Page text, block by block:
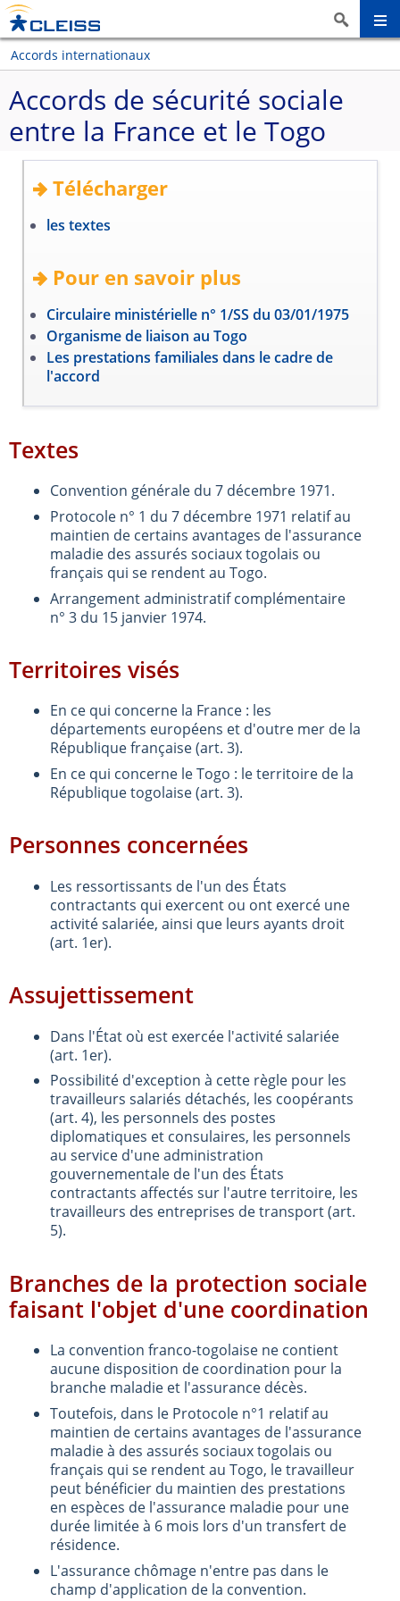
Accords internationaux
Accords de sécurité sociale
entre la France et le Togo
Télécharger
les textes
Pour en savoir plus
Circulaire ministérielle n° 1/SS du 03/01/1975
Organisme de liaison au Togo
Les prestations familiales dans le cadre de
l'accord
Textes
Convention générale du 7 décembre 1971.
Protocole n° 1 du 7 décembre 1971 relatif au
maintien de certains avantages de l'assurance
maladie des assurés sociaux togolais ou
français qui se rendent au Togo.
Arrangement administratif complémentaire
n° 3 du 15 janvier 1974.
Territoires visés
En ce qui concerne la France : les
départements européens et d'outre mer de la
République française (art. 3).
En ce qui concerne le Togo : le territoire de la
République togolaise (art. 3).
Personnes concernées
Les ressortissants de l'un des États
contractants qui exercent ou ont exercé une
activité salariée, ainsi que leurs ayants droit
(art. 1er).
Assujettissement
Dans l'État où est exercée l'activité salariée
(art. 1er).
Possibilité d'exception à cette règle pour les
travailleurs salariés détachés, les coopérants
(art. 4), les personnels des postes
diplomatiques et consulaires, les personnels
au service d'une administration
gouvernementale de l'un des États
contractants affectés sur l'autre territoire, les
travailleurs des entreprises de transport (art.
5).
Branches de la protection sociale
faisant l'objet d'une coordination
La convention franco-togolaise ne contient
aucune disposition de coordination pour la
branche maladie et l'assurance décès.
Toutefois, dans le Protocole n°1 relatif au
maintien de certains avantages de l'assurance
maladie à des assurés sociaux togolais ou
français qui se rendent au Togo, le travailleur
peut bénéficier du maintien des prestations
en espèces de l'assurance maladie pour une
durée limitée à 6 mois lors d'un transfert de
résidence.
L'assurance chômage n'entre pas dans le
champ d'application de la convention.